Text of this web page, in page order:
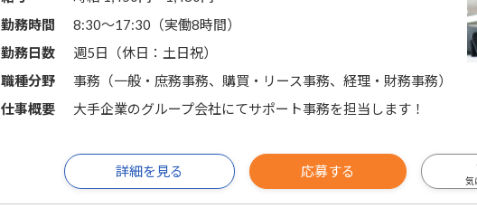
勤務時間
8:30～17:30（実働8時間）
勤務日数
週5日（休日：土日祝）
職種分野
事務（一般・庶務事務、購買・リース事務、経理・財務事務）
仕事概要
大手企業のグループ会社にてサポート事務を担当します！
詳細を見る 応募する
気